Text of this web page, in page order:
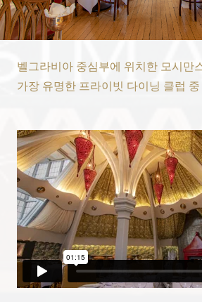
벨그라비아 중심부에 위치한 모시만
가장 유명한 프라이빗 다이닝 클럽